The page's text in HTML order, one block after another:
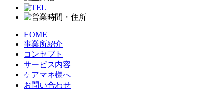
HOME
事業所紹介
コンセプト
サービス内容
ケアマネ様へ
お問い合わせ